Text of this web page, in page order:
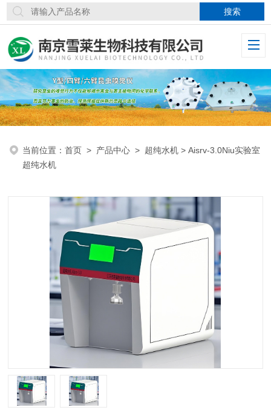
当前位置：首页 > 产品中心 > 超纯水机 > Aisrv-3.0Niu实验室
超纯水机